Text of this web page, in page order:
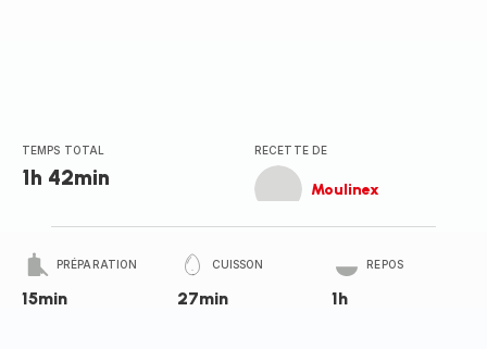
TEMPS TOTAL
1h 42min
RECETTE DE
Moulinex
PRÉPARATION
15min
CUISSON
27min
REPOS
1h